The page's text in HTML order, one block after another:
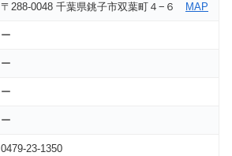
〒288-0048 千葉県銚子市双葉町４−６ MAP
ー
ー
ー
ー
0479-23-1350